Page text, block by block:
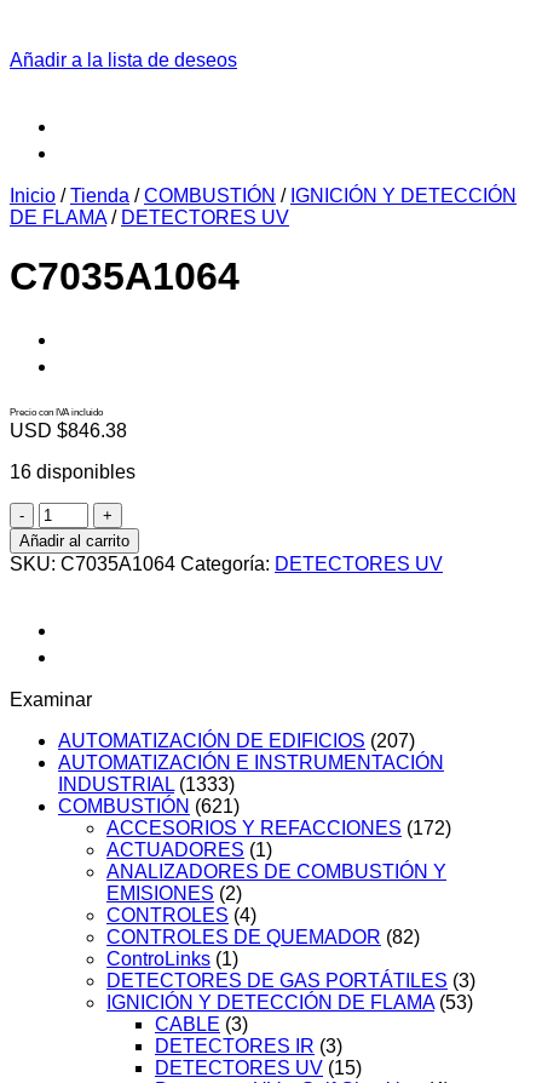
Añadir a la lista de deseos
Inicio / Tienda / COMBUSTIÓN / IGNICIÓN Y DETECCIÓN
DE FLAMA / DETECTORES UV
C7035A1064
Precio con IVA incluido
USD $846.38
16 disponibles
C7035A1064
cantidad
Añadir al carrito
SKU: C7035A1064 Categoría: DETECTORES UV
Examinar
AUTOMATIZACIÓN DE EDIFICIOS (207)
AUTOMATIZACIÓN E INSTRUMENTACIÓN
INDUSTRIAL (1333)
COMBUSTIÓN (621)
ACCESORIOS Y REFACCIONES (172)
ACTUADORES (1)
ANALIZADORES DE COMBUSTIÓN Y
EMISIONES (2)
CONTROLES (4)
CONTROLES DE QUEMADOR (82)
ControLinks (1)
DETECTORES DE GAS PORTÁTILES (3)
IGNICIÓN Y DETECCIÓN DE FLAMA (53)
CABLE (3)
DETECTORES IR (3)
DETECTORES UV (15)